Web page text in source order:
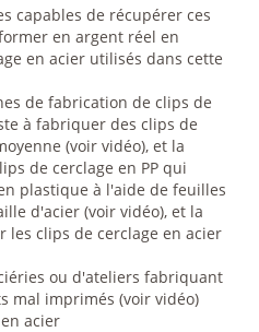
capables de récupérer ces
en argent réel en
en acier utilisés dans cette
de fabrication de clips de
à fabriquer des clips de
(voir vidéo), et la
de cerclage en PP qui
plastique à l'aide de feuilles
d'acier (voir vidéo), et la
clips de cerclage en acier
ou d'ateliers fabriquant
mal imprimés (voir vidéo)
acier